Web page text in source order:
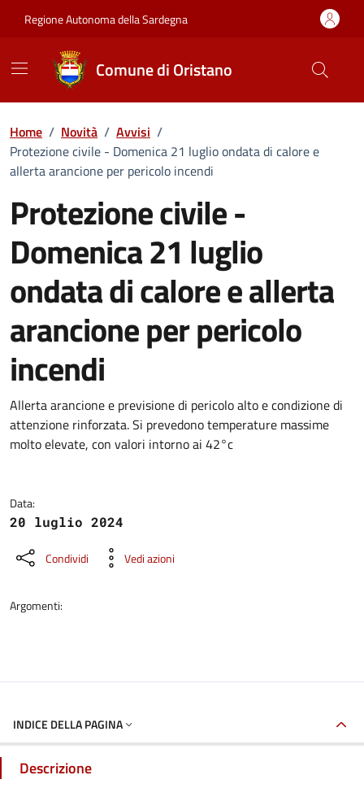
Regione Autonoma della Sardegna
Comune di Oristano
Home / Novità / Avvisi /
Protezione civile - Domenica 21 luglio ondata di calore e
allerta arancione per pericolo incendi
Protezione civile -
Domenica 21 luglio
ondata di calore e allerta
arancione per pericolo
incendi
Dettagli della notizia
Allerta arancione e previsione di pericolo alto e condizione di
attenzione rinforzata. Si prevedono temperature massime
molto elevate, con valori intorno ai 42°c
Data:
20 luglio 2024
Condividi Vedi azioni
Argomenti:
INDICE DELLA PAGINA
Descrizione